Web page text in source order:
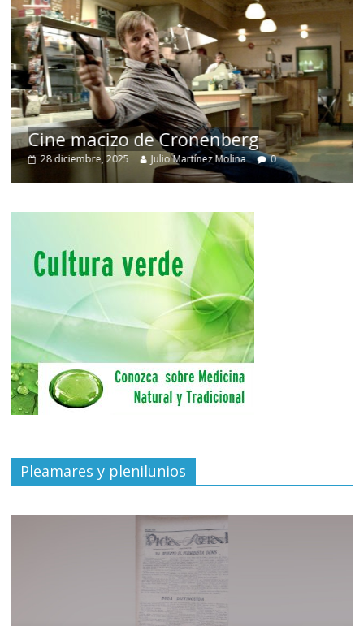
Cine macizo de Cronenberg
28 diciembre, 2025 Julio Martínez Molina 0
Pleamares y plenilunios